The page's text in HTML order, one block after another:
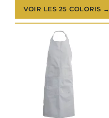
VOIR LES 25 COLORIS →